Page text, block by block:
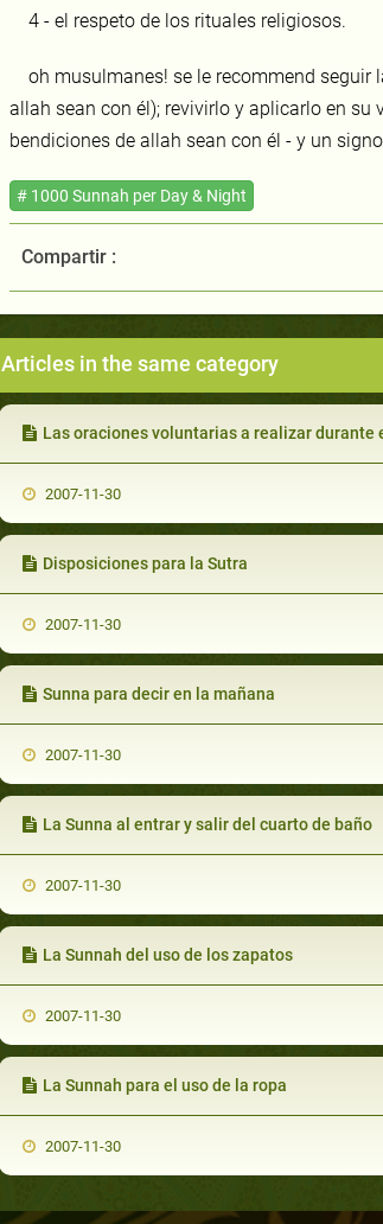
4 - el respeto de los rituales religiosos.
oh musulmanes! se le recommend
allah sean con él); revivirlo y aplicarlo en su
bendiciones de allah sean con él - y un
# 1000 Sunnah per Day & Night
Compartir :
Articles in the same category
Las oraciones voluntarias a realizar durante el día y
2007-11-30
Disposiciones para la Sutra
2007-11-30
Sunna para decir en la mañana
2007-11-30
La Sunna al entrar y salir del cuarto de baño
2007-11-30
La Sunnah del uso de los zapatos
2007-11-30
La Sunnah para el uso de la ropa
2007-11-30